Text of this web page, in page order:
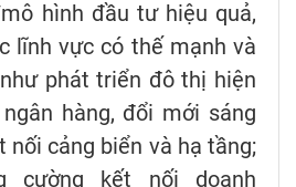
hình đầu tư hiệu quả,
lĩnh vực có thế mạnh và
phát triển đô thị hiện
hàng, đổi mới sáng
nối cảng biển và hạ tầng;
cường kết nối doanh